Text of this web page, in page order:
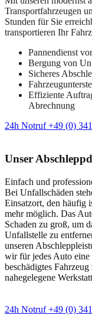
Transportfahrzeugen
Stunden für Sie
transportieren Ihr
Pannendienst
Bergung von
Sicheres
Effiziente
Abrechnung
24h Notruf +49 (0)
Unser
Einfach und
Bei Unfallschäden
Einsatzort, den häufig
mehr möglich. Das
Schaden zu groß, um
Unfallstelle zu
unseren
wir für jedes Auto
beschädigtes
nahegelegene
24h Notruf +49 (0)